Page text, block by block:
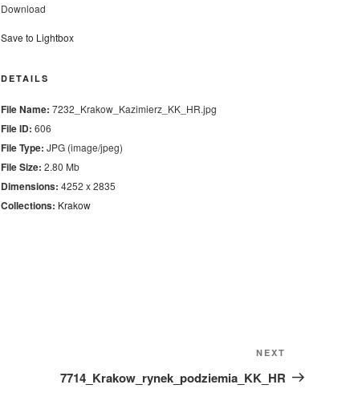
Download
Save to Lightbox
DETAILS
File Name: 7232_Krakow_Kazimierz_KK_HR.jpg
File ID: 606
File Type: JPG (image/jpeg)
File Size: 2.80 Mb
Dimensions: 4252 x 2835
Collections: Krakow
Post
NEXT
7714_Krakow_rynek_podziemia_KK_HR